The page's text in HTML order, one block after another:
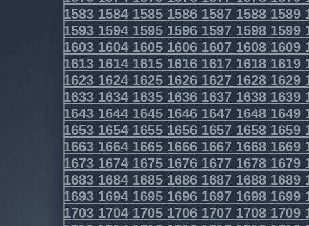
1583 1584 1585 1586 1587 1588 1589
1593 1594 1595 1596 1597 1598 1599
1603 1604 1605 1606 1607 1608 1609
1613 1614 1615 1616 1617 1618 1619
1623 1624 1625 1626 1627 1628 1629
1633 1634 1635 1636 1637 1638 1639
1643 1644 1645 1646 1647 1648 1649
1653 1654 1655 1656 1657 1658 1659
1663 1664 1665 1666 1667 1668 1669
1673 1674 1675 1676 1677 1678 1679
1683 1684 1685 1686 1687 1688 1689
1693 1694 1695 1696 1697 1698 1699
1703 1704 1705 1706 1707 1708 1709